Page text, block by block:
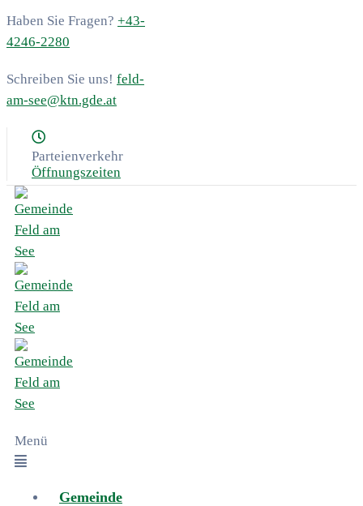
Haben Sie Fragen? +43-
4246-2280
Schreiben Sie uns! feld-
am-see@ktn.gde.at
Parteienverkehr
Öffnungszeiten
Menü
Gemeinde